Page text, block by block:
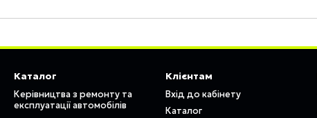
Каталог
Керівництва з ремонту та
експлуатації автомобілів
Клієнтам
Вхід до кабінету
Каталог